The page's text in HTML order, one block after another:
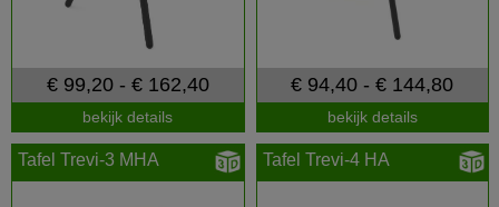
€ 99,20 - € 162,40
bekijk details
€ 94,40 - € 144,80
bekijk details
Tafel Trevi-3 MHA Tafel Trevi-4 HA